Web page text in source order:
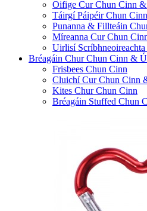
Oifige Cur Chun Cinn &
Táirgí Páipéir Chun Cinn
Punanna & Fillteáin
Míreanna Cur Chun
Uirlisí
Bréagáin Chur Chun Cinn &
Frisbees Chun Cinn
Cluichí Cur Chun Cinn
Kites Chur Chun Cinn
Bréagáin Stuffed Chun